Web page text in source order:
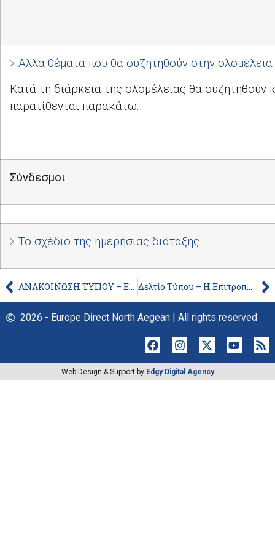
Άλλα θέματα που θα συζητηθούν στην ολομέλεια
Κατά τη διάρκεια της ολομέλειας θα
παρατίθενται παρακάτω.
Σύνδεσμοι
Το σχέδιο της ημερήσιας διάταξης
ΑΝΑΚΟΙΝΩΣΗ ΤΥΠΟΥ – ΕΥΡΩΠΑΙΚΗ ΕΡΕΥΝΑ ΕΠΙΒΕΒΑΙΩΝΕΙ ΤΗΝ ΕΠΙΘΥΜΙΑ ΤΩΝ ΠΟΛΙΤΩΝ ΝΑ ΕΧΕΙ Η ΕΕ ΠΕΡΙΣΣΟΤΕΡΕΣ ΕΞΟΥΣΙΕΣ ΓΙΑ ΤΗΝ ΑΝΤΙΜΕΤΩΠΙΣΗ ΤΗΣ ΠΑΝΔΗΜΙΑΣ Δελτίο Τύπου – Η Επιτροπή επενδύει 3,9 εκατ. ευρώ για τη στήριξη της ερευνητικής δημοσιογραφίας και της ελευθερίας των μέσων ενημέρωσης
2026 - Europe Direct North Aegean | All rights reserved
Web Design & Support by Edgy Digital Agency